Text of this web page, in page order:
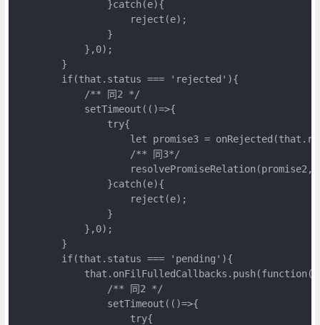
                }catch(e){
                    reject(e);
                }
            },0);
        }
        if(that.status === 'rejected'){
            /** 同2 */
            setTimeout(()=>{
                try{
let promise3 =
                    /** 同3*/
                }catch(e){
                    reject(e);
                }
            },0);
        }
        if(that.status === 'pending'){
                /** 同2 */
                setTimeout(()=>{
                    try{